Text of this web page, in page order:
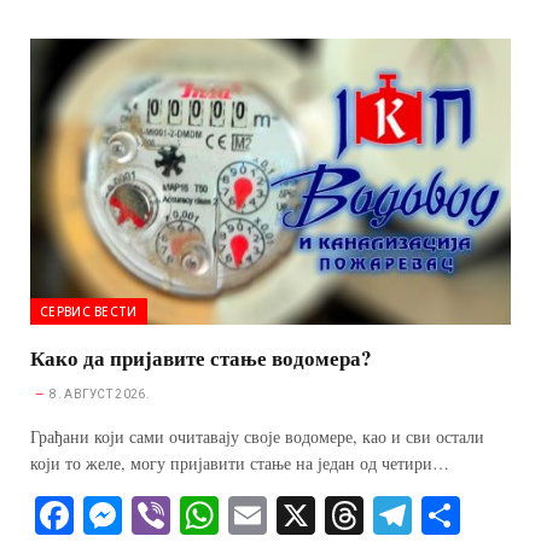
bo
ok
se
ng
er
r ts
A
pp
ail ea
ds
gr
a
m
re
СЕРВИС ВЕСТИ
Како да пријавите стање водомера?
8. АВГУСТ 2026.
Грађани који сами очитавају своје водомере, као и сви остали
који то желе, могу пријавити стање на један од четири…
Fa M Vi W E X T Te